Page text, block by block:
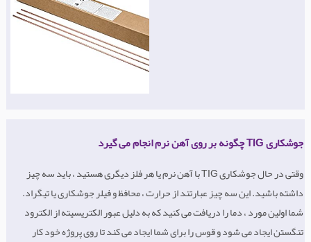
جوشکاری TIG چگونه بر روی آهن نرم انجام می گیرد
وقتی در حال جوشکاری TIG با آهن نرم یا هر فلز دیگری هستید ، باید سه چیز
داشته باشید. این سه چیز عبارتند از حرارت ، محافظ و فیلر جوشکاری یا تیگراد.
شما اولین مورد ، دما را دریافت می کنید که به دلیل عبور الکتریسیته از الکترود
تنگستن ایجاد می شود و قوس را برای شما ایجاد می کند تا روی پروژه خود کار